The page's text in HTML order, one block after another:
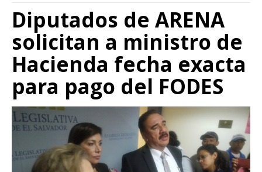
Diputados de ARENA
solicitan a ministro de
Hacienda fecha exacta
para pago del FODES